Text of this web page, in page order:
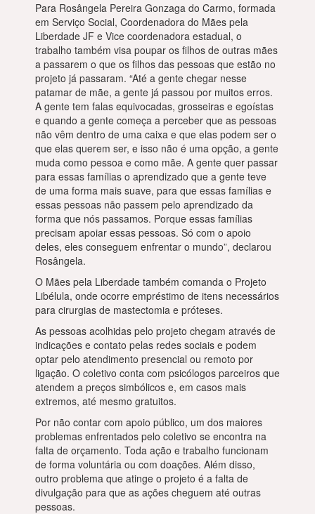
Para Rosângela Pereira Gonzaga do Carmo, formada
em Serviço Social, Coordenadora do Mães pela
Liberdade JF e Vice coordenadora estadual, o
trabalho também visa poupar os filhos de outras mães
a passarem o que os filhos das pessoas que estão no
projeto já passaram. “Até a gente chegar nesse
patamar de mãe, a gente já passou por muitos erros.
A gente tem falas equivocadas, grosseiras e egoístas
e quando a gente começa a perceber que as pessoas
não vêm dentro de uma caixa e que elas podem ser o
que elas querem ser, e isso não é uma opção, a gente
muda como pessoa e como mãe. A gente quer passar
para essas famílias o aprendizado que a gente teve
de uma forma mais suave, para que essas famílias e
essas pessoas não passem pelo aprendizado da
forma que nós passamos. Porque essas famílias
precisam apoiar essas pessoas. Só com o apoio
deles, eles conseguem enfrentar o mundo”, declarou
Rosângela.
O Mães pela Liberdade também comanda o Projeto
Libélula, onde ocorre empréstimo de itens necessários
para cirurgias de mastectomia e próteses.
As pessoas acolhidas pelo projeto chegam através de
indicações e contato pelas redes sociais e podem
optar pelo atendimento presencial ou remoto por
ligação. O coletivo conta com psicólogos parceiros que
atendem a preços simbólicos e, em casos mais
extremos, até mesmo gratuitos.
Por não contar com apoio público, um dos maiores
problemas enfrentados pelo coletivo se encontra na
falta de orçamento. Toda ação e trabalho funcionam
de forma voluntária ou com doações. Além disso,
outro problema que atinge o projeto é a falta de
divulgação para que as ações cheguem até outras
pessoas.